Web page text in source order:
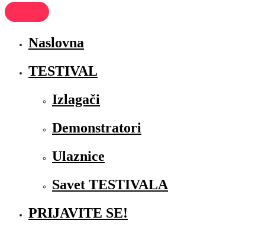
Naslovna
TESTIVAL
Izlagači
Demonstratori
Ulaznice
Savet TESTIVALA
PRIJAVITE SE!